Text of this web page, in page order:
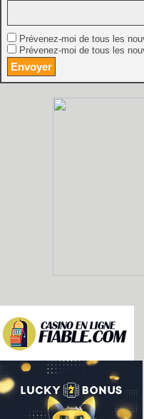
Prévenez-moi de tous les
Prévenez-moi de tous les